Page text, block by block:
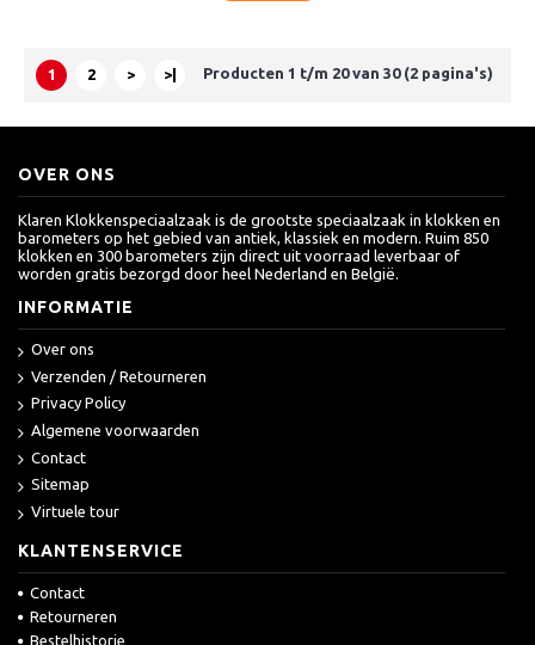
1 2 > >| Producten 1 t/m 20 van 30 (2 pagina's)
OVER ONS
Klaren Klokkenspeciaalzaak is de grootste speciaalzaak in klokken en
barometers op het gebied van antiek, klassiek en modern. Ruim 850
klokken en 300 barometers zijn direct uit voorraad leverbaar of
worden gratis bezorgd door heel Nederland en België.
INFORMATIE
Over ons
Verzenden / Retourneren
Privacy Policy
Algemene voorwaarden
Contact
Sitemap
Virtuele tour
KLANTENSERVICE
Contact
Retourneren
Bestelhistorie